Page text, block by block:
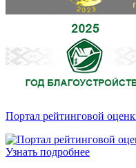
Портал рейтинговой
Узнать подробнее